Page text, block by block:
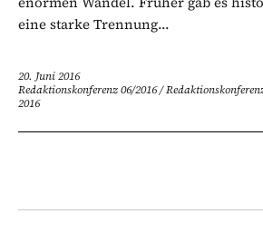
eine starke Trennung...
20. Juni 2016
Redaktionskonferenz 06/2016/
2016